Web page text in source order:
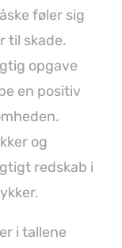
føler sig
til skade.
opgave
en positiv
og
redskab i
i tallene